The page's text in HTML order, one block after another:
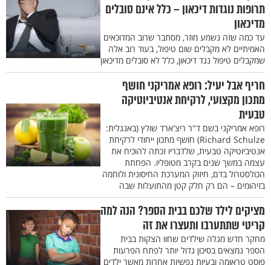
תרופות נוגדות דיכאון – כלל אינם סובלים
מדיכאון
עד כמה שזה נשמע מוזר, מסתבר שרוב המדוכאים
האמיתיים לא מקבלים שום טיפול, בעוד רוב אלה
שמקבלים טיפול נגד דיכאון, כלל לא סובלים מדיכאון
חריף אבל יעיל: רופא אמריקני חושף
מתכון מקצועי, לרקיחת אנטיביוטיקה
טבעית
רופא אמריקני בשם ד"ר ריצ'ארד שולץ (באנגלית:
Richard Schulze) חושף מתכון ייחודי לרקיחת
אנטיביוטיקה טבעית, שלדבריו זכתה להוכיח את
עצמה במשך שנים בקרב מטופליו. הפחתת
הכולסטרול בדם, חיזוק המערכת החיסונית ולוחמה
בזיהומים – הם רק חלק קטן מהתועלות שבה
מציקים לילד שלכם בבית הספר? הנה למה
קריטי שתתערבו ותעצרו את זה
מחקר חדש מגלה שילדים שחוו הצקות בבית
הספר נמצאים בסיכון גדול יותר לפתח הפרעות
פוסט טראומה ובעיות נפשיות אחרות מאשר ילדים